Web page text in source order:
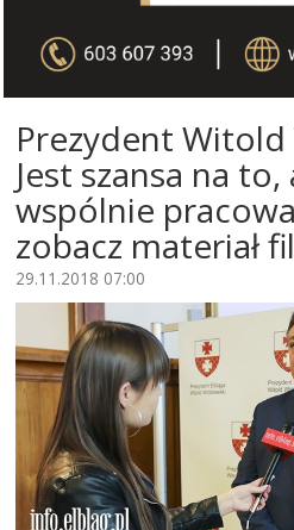
Prezydent
Jest szansa na
wspólnie
zobacz materiał
29.11.2018 07:00